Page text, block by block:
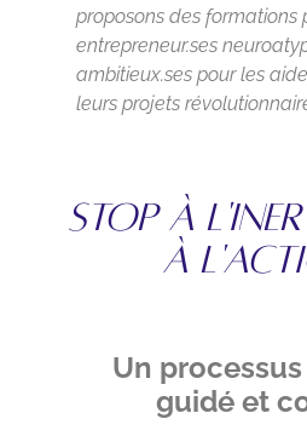
proposons des formations
entrepreneur.ses
ambitieux.ses pour les
leurs projets
STOP À
À
Un
guidé et